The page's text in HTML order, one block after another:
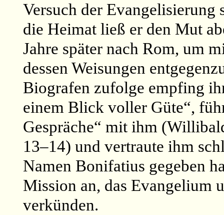
Versuch der Evangelisierung
die Heimat ließ er den Mut
Jahre später nach Rom, um
dessen Weisungen
Biografen zufolge empfing
einem Blick voller Güte“,
Gespräche“ mit ihm
13–14) und vertraute ihm
Namen Bonifatius gegeben
Mission an, das Evangelium
verkünden.